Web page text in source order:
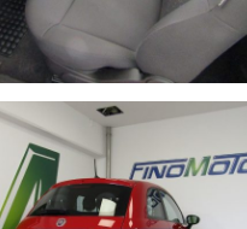
accurate, possono